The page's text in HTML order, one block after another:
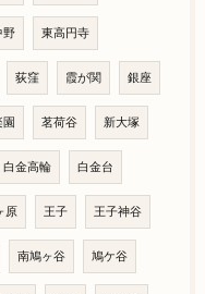
野 東高円寺
荻窪 霞が関 銀座
園 茗荷谷 新大塚
白金高輪 白金台
原 王子 王子神谷
南鳩ヶ谷 鳩ケ谷